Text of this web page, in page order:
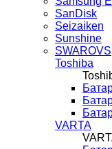
SanDisk
Seizaiken
Sunshine
SWAROVS
Toshiba
VARTA